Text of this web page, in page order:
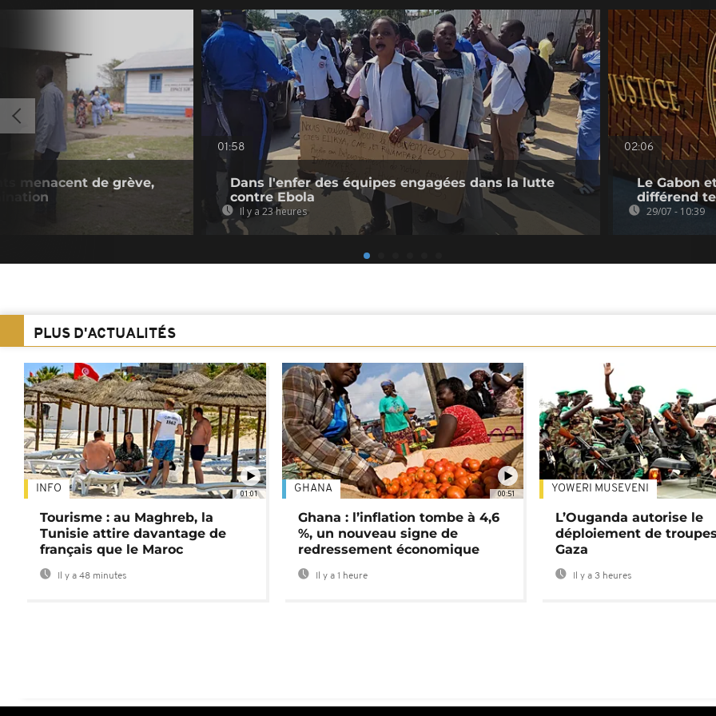
menacent de grève,
01:58
Dans l'enfer des équipes engagées dans la lutte
contre Ebola
Il y a 23 heures
02:06
Le Gabon
différend
29/07 - 10:39
PLUS D'ACTUALITÉS
01:01
INFO
Tourisme : au Maghreb, la
Tunisie attire davantage de
français que le Maroc
Il y a 48 minutes
00:51
GHANA
Ghana : l’inflation tombe à 4,6
%, un nouveau signe de
redressement économique
Il y a 1 heure
YOWERI MUSEVENI
L’Ouganda autorise le
déploiement de
Gaza
Il y a 3 heures